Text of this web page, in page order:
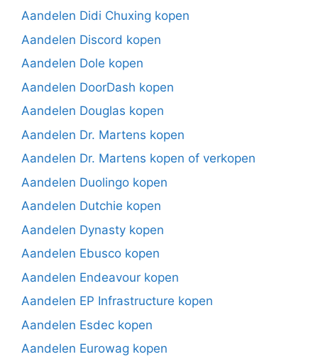
Aandelen Didi Chuxing kopen
Aandelen Discord kopen
Aandelen Dole kopen
Aandelen DoorDash kopen
Aandelen Douglas kopen
Aandelen Dr. Martens kopen
Aandelen Dr. Martens kopen of verkopen
Aandelen Duolingo kopen
Aandelen Dutchie kopen
Aandelen Dynasty kopen
Aandelen Ebusco kopen
Aandelen Endeavour kopen
Aandelen EP Infrastructure kopen
Aandelen Esdec kopen
Aandelen Eurowag kopen